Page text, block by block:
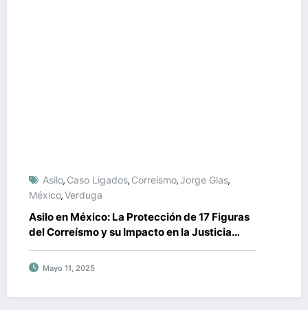
Asilo, Caso Ligados, Correismo,Jorge Glas,
México,Verduga
Asilo en México: La Protección de 17 Figuras
del Correísmo y su Impacto en la Justicia
Ecuatoriana
Mayo 11, 2025